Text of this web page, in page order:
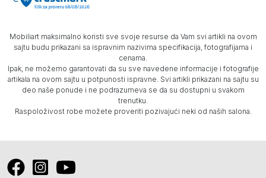
Mobiliart maksimalno koristi sve svoje resurse da Vam svi artikli na ovom
sajtu budu prikazani sa ispravnim nazivima specifikacija, fotografijama i
cenama.
Ipak, ne možemo garantovati da su sve navedene informacije i fotografije
artikala na ovom sajtu u potpunosti ispravne. Svi artikli prikazani na sajtu su
deo naše ponude i ne podrazumeva se da su dostupni u svakom
trenutku.
Raspoloživost robe možete proveriti pozivajući neki od naših salona.